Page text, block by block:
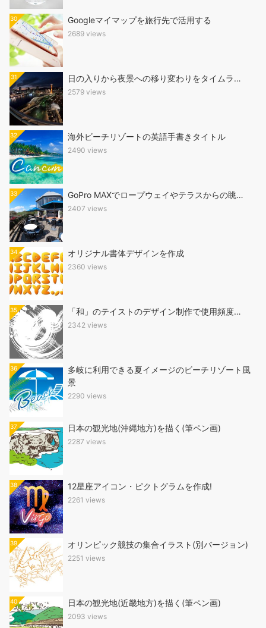
30 Googleマイマップを旅行先で活用する
2689 views
31 日の入りから夜景への移り変わりをタイムラ…
2579 views
32 海外ビーチリゾートの英語手書きタイトル
2490 views
33 GoPro MAXでロープウェイやテラスからの眺…
2407 views
34 オリジナル書体デザインを作成
2360 views
35 「和」のテイストのデザイン制作で使用頻度…
2342 views
36
多岐に利用できる夏イメージのビーチリゾート風
景
2290 views
37 日本の観光地(沖縄地方)を描く(筆ペン画)
2287 views
38 12星座アイコン・ピクトグラムを作成!
2261 views
39 オリンピック競技の集合イラスト(別バージョン)
2251 views
40 日本の観光地(近畿地方)を描く(筆ペン画)
2093 views